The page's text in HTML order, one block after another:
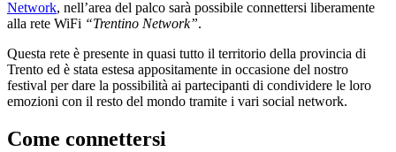
Network, nell’area del palco sarà possibile connettersi liberamente
alla rete WiFi “Trentino Network”.
Questa rete è presente in quasi tutto il territorio della provincia di
Trento ed è stata estesa appositamente in occasione del nostro
festival per dare la possibilità ai partecipanti di condividere le loro
emozioni con il resto del mondo tramite i vari social network.
Come connettersi